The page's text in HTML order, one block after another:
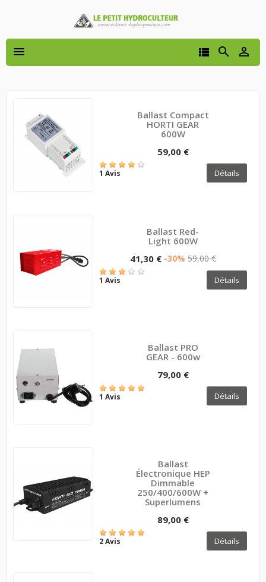
 


Ballast Compact
HORTI GEAR
600W
59,00 €
1 Avis Détails
Ballast Red-
Light 600W
41,30 € -30% 59,00 €
1 Avis Détails
Ballast PRO
GEAR - 600w
79,00 €
1 Avis Détails
Ballast
Électronique HEP
Dimmable
250/400/600W +
Superlumens
89,00 €
2 Avis Détails